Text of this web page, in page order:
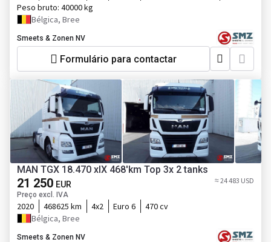
Peso bruto: 40000 kg
Bélgica, Bree
Smeets & Zonen NV
Formulário para contactar
MAN TGX 18.470 xlX 468'km Top 3x 2 tanks
21 250 EUR
Preço excl. IVA
≈ 24 483 USD
2020 468625 km 4x2 Euro 6
470 cv
Bélgica, Bree
Smeets & Zonen NV